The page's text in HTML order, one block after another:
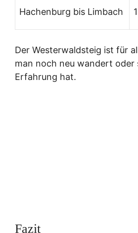
Hachenburg bis Limbach
Der Westerwaldsteig ist für
man noch neu wandert oder
Erfahrung hat.
Fazit